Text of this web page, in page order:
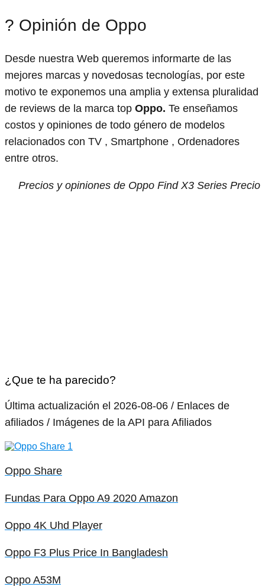
? Opinión de Oppo
Desde nuestra Web queremos informarte de las
mejores marcas y novedosas tecnologías, por este
motivo te exponemos una amplia y extensa pluralidad
de reviews de la marca top Oppo. Te enseñamos
costos y opiniones de todo género de modelos
relacionados con TV , Smartphone , Ordenadores
entre otros.
Precios y opiniones de Oppo Find X3 Series Precio
¿Que te ha parecido?
Última actualización el 2026-08-06 / Enlaces de
afiliados / Imágenes de la API para Afiliados
Oppo Share
Fundas Para Oppo A9 2020 Amazon
Oppo 4K Uhd Player
Oppo F3 Plus Price In Bangladesh
Oppo A53M